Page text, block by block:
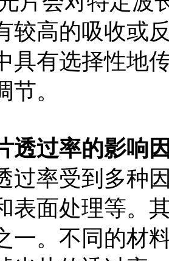
较高的吸收或
具有选择性地
节。
透过率的影响
过率受到多种
表面处理等。
一。不同的材